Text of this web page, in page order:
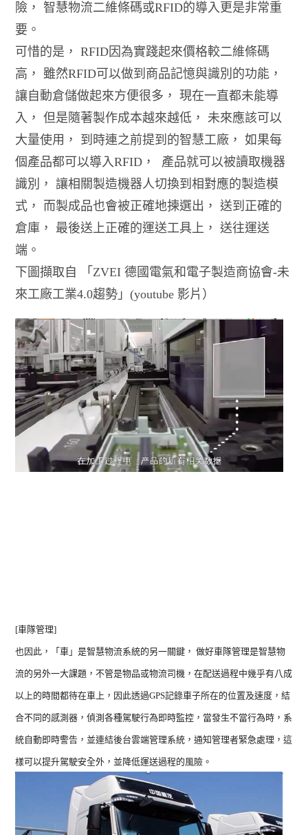
險， 智慧物流二維條碼或RFID的導入更是非常重
要。
可惜的是， RFID因為實踐起來價格較二維條碼
高， 雖然RFID可以做到商品記憶與識別的功能，
讓自動倉儲做起來方便很多， 現在一直都未能導
入， 但是隨著製作成本越來越低， 未來應該可以
大量使用， 到時連之前提到的智慧工廠， 如果每
個產品都可以導入RFID， 產品就可以被讀取機器
識別， 讓相關製造機器人切換到相對應的製造模
式， 而製成品也會被正確地揀選出， 送到正確的
倉庫， 最後送上正確的運送工具上， 送往運送
端。
下圖擷取自 「ZVEI 德國電氣和電子製造商協會-未
來工廠工業4.0趨勢」(youtube 影片）
[車隊管理]
也因此，「車」是智慧物流系統的另一關鍵， 做好車隊管理是智慧物
流的另外一大課題，不管是物品或物流司機，在配送過程中幾乎有八成
以上的時間都待在車上，因此透過GPS記錄車子所在的位置及速度，結
合不同的感測器，偵測各種駕駛行為即時監控，當發生不當行為時，系
統自動即時警告，並連結後台雲端管理系統，通知管理者緊急處理，這
樣可以提升駕駛安全外，並降低運送過程的風險。